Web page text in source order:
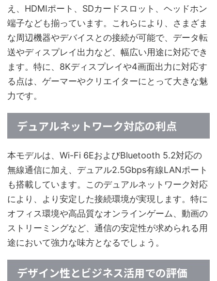
え、HDMIポート、SDカードスロット、ヘッドホン
端子なども揃っています。これらにより、さまざま
な周辺機器やデバイスとの接続が可能で、データ転
送やディスプレイ出力など、幅広い用途に対応でき
ます。特に、8Kディスプレイや4画面出力に対応す
る点は、ゲーマーやクリエイターにとって大きな魅
力です。
デュアルネットワーク対応の利点
本モデルは、Wi-Fi 6EおよびBluetooth 5.2対応の
無線通信に加え、デュアル2.5Gbps有線LANポート
も搭載しています。このデュアルネットワーク対応
により、より安定した接続環境が実現します。特に
オフィス環境や高品質なオンラインゲーム、動画の
ストリーミングなど、通信の安定性が求められる用
途において強力な味方となるでしょう。
デザイン性とビジネス活用での評価